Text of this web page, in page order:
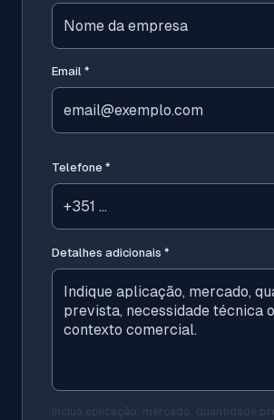
Email *
Telefone *
Detalhes adicionais *
Inclua aplicação, mercado, quantidade